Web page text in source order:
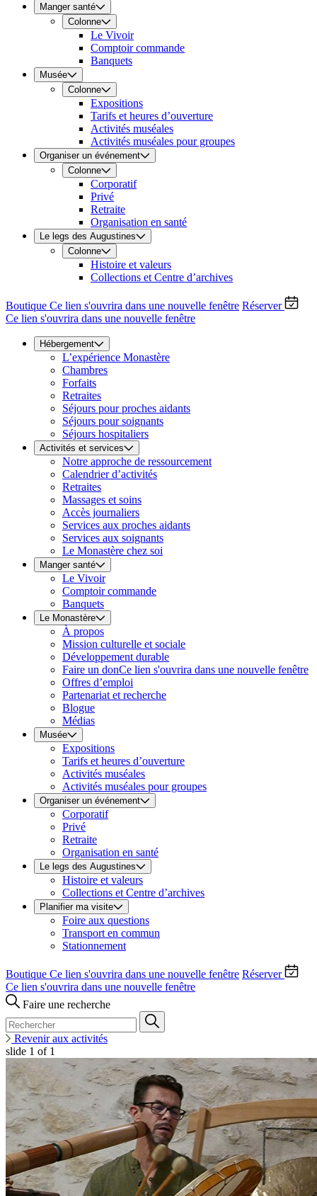
Manger santé
Colonne
Le Vivoir
Comptoir commande
Banquets
Musée
Colonne
Expositions
Tarifs et heures d’ouverture
Activités muséales
Activités muséales pour groupes
Organiser un événement
Colonne
Corporatif
Privé
Retraite
Organisation en santé
Le legs des Augustines
Colonne
Histoire et valeurs
Collections et Centre d’archives
Boutique Ce lien s'ouvrira dans une nouvelle fenêtre Réserver
Ce lien s'ouvrira dans une nouvelle fenêtre
Hébergement
L’expérience Monastère
Chambres
Forfaits
Retraites
Séjours pour proches aidants
Séjours pour soignants
Séjours hospitaliers
Activités et services
Notre approche de ressourcement
Calendrier d’activités
Retraites
Massages et soins
Accès journaliers
Services aux proches aidants
Services aux soignants
Le Monastère chez soi
Manger santé
Le Vivoir
Comptoir commande
Banquets
Le Monastère
À propos
Mission culturelle et sociale
Développement durable
Faire un donCe lien s'ouvrira dans une nouvelle fenêtre
Offres d’emploi
Partenariat et recherche
Blogue
Médias
Musée
Expositions
Tarifs et heures d’ouverture
Activités muséales
Activités muséales pour groupes
Organiser un événement
Corporatif
Privé
Retraite
Organisation en santé
Le legs des Augustines
Histoire et valeurs
Collections et Centre d’archives
Planifier ma visite
Foire aux questions
Transport en commun
Stationnement
Boutique Ce lien s'ouvrira dans une nouvelle fenêtre Réserver
Ce lien s'ouvrira dans une nouvelle fenêtre
Faire une recherche
Revenir aux activités
slide 1 of 1